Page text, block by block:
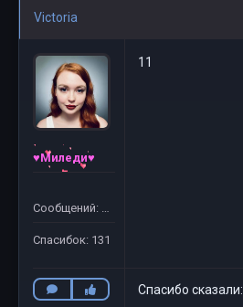
Victoria
♥Миледи♥
Сообщений: 132
Спасибок: 131
11
Спасибо сказали: